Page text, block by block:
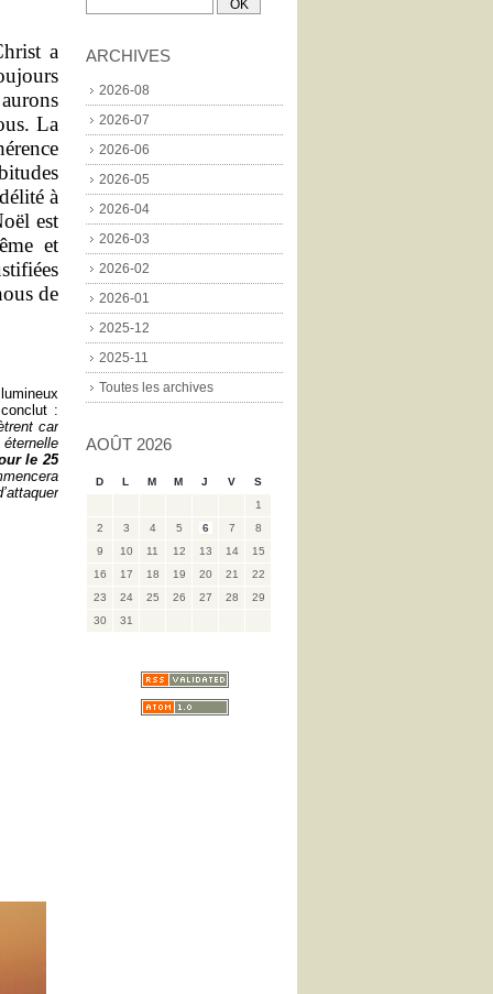
ARCHIVES
2026-08
2026-07
2026-06
2026-05
2026-04
2026-03
2026-02
2026-01
2025-12
2025-11
Toutes les archives
AOÛT 2026
D L M M J V
S
1
2
3 4 5 6 7
8
9
10 11 12 13 14
15
16
17 18 19 20 21
22
23
24 25 26 27 28
29
30
31
a
La
à
est
et
de
:
car
le 25